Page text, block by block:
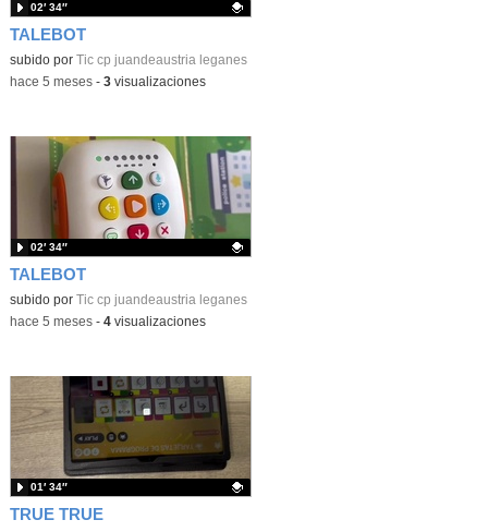
TALEBOT
Contenido educativo.
subido por Tic cp juandeaustria leganes
02′ 34″
-hace 5 meses- 3visualizaciones
TALEBOT
Contenido educativo.
subido por Tic cp juandeaustria leganes
02′ 34″
-hace 5 meses- 4visualizaciones
TRUE TRUE
01′ 34″